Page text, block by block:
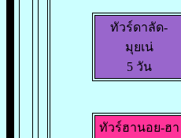
ทัวร์ดาลัด-
มุยเน่
5 วัน
ทัวร์ฮานอย-ฮา